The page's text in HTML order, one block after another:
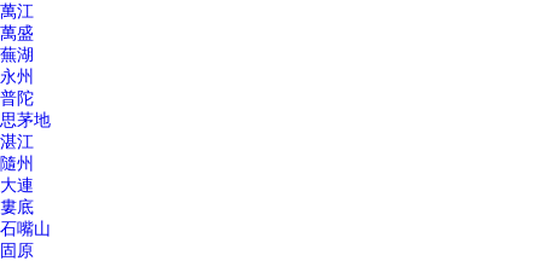
萬江
萬盛
蕪湖
永州
普陀
思茅地
湛江
隨州
大連
婁底
石嘴山
固原